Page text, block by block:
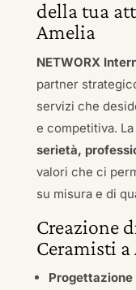
della tua
Amelia
NETWORX
partner
servizi che
e competitiva.
serietà,
valori che ci
su misura e di
Creazione
Ceramisti